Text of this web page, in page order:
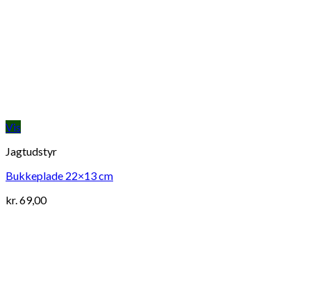
Vis
Jagtudstyr
Bukkeplade 22×13 cm
kr.69,00